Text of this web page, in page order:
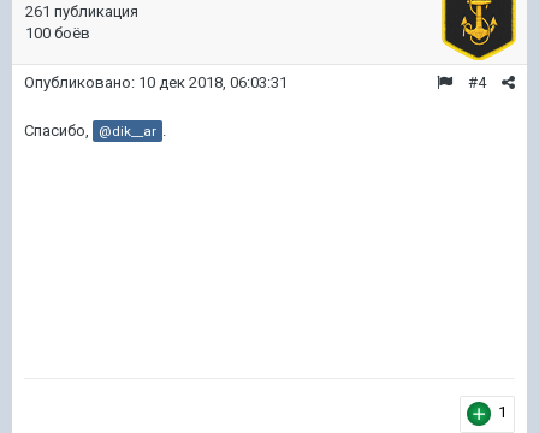
261 публикация
100 боёв
#4
Опубликовано: 10 дек 2018, 06:03:31
Спасибо, @dik__ar
1